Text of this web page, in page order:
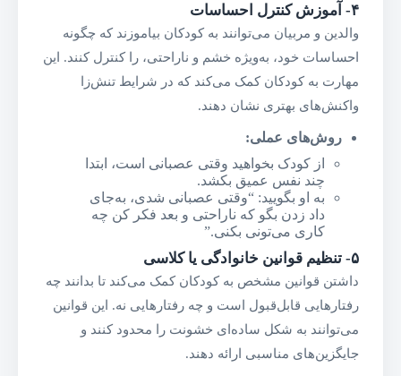
۴- آموزش کنترل احساسات
والدین و مربیان می‌توانند به کودکان بیاموزند که چگونه
احساسات خود، به‌ویژه خشم و ناراحتی، را کنترل کنند. این
مهارت به کودکان کمک می‌کند که در شرایط تنش‌زا
واکنش‌های بهتری نشان دهند.
روش‌های عملی:
از کودک بخواهید وقتی عصبانی است، ابتدا
چند نفس عمیق بکشد.
به او بگویید: “وقتی عصبانی شدی، به‌جای
داد زدن بگو که ناراحتی و بعد فکر کن چه
کاری می‌تونی بکنی.”
۵- تنظیم قوانین خانوادگی یا کلاسی
داشتن قوانین مشخص به کودکان کمک می‌کند تا بدانند چه
رفتارهایی قابل‌قبول است و چه رفتارهایی نه. این قوانین
می‌توانند به شکل ساده‌ای خشونت را محدود کنند و
جایگزین‌های مناسبی ارائه دهند.